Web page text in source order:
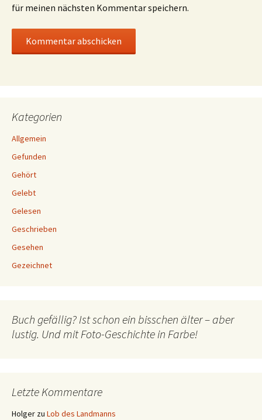
für meinen nächsten Kommentar speichern.
Kategorien
Allgemein
Gefunden
Gehört
Gelebt
Gelesen
Geschrieben
Gesehen
Gezeichnet
Buch gefällig? Ist schon ein bisschen älter – aber
lustig. Und mit Foto-Geschichte in Farbe!
Letzte Kommentare
Holger zu Lob des Landmanns